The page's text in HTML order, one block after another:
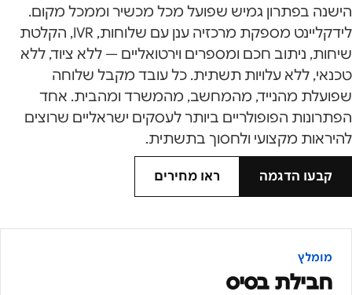
הישנה בפתרון גמיש שפועל מכל מכשיר וממכל מקום.
לידקליינט מספקת מרכזיה ענן עם שלוחות, IVR, הקלטת
שיחות, ניתוב חכם ומספרים וירטואליים — ללא ציוד, ללא
טכנאי, ללא עלויות תשתית. כל עובד מקבל שלוחה
שפועלת מהנייד, מהמחשב, מהמשרד ומהבית. אחד
הפתרונות הפופולריים ביותר לעסקים ישראליים שרוצים
להיראות מקצועי ולחסוך בתשתית.
קבעו הדגמה ראו מחירים
מומלץ
חבילת בסיס